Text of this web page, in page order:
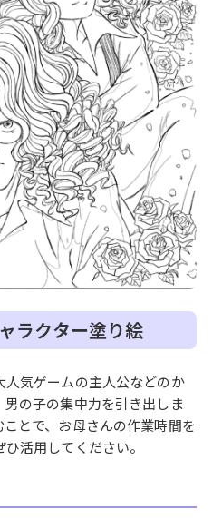
ラクター塗り絵
気ゲームの主人公などのか
の子の集中力を引き出しま
とで、お母さんの作業時間を
活用してください。